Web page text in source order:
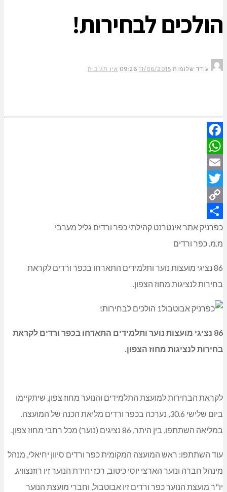
הולכים לבחירות!
עודד שלומות 11/06/2015
09:26 אין תגובות
Facebook
WhatsApp
Email
Twitter
Copy
Link
Share
כפרניק אתר אינטרנט קהילתי כפר ורדים גליל מערבי
מ.מ. כפר ורדים
86 נציגי מועצות נוער ותלמידים התארחו בכפר ורדים לקראת
בחירות לנציגות מחוז הצפון.
86 נציגי מועצות נוער ותלמידים התארחו בכפר ורדים לקראת
בחירות לנציגות מחוז הצפון.
לקראת הבחירות למועצת התלמידים והנוער מחוז צפון, שיתקיימו
ביום שלישי 30.6, נערכה בכפר ורדים מליאת הכנה של המועצה.
במליאה השתתפו, בין היתר, 86 נציגים (נוער) מכל רחבי מחוז צפון.
עוד השתתפו: ראש המועצה המקומית כפר ורדים סיוון יחיאלי, מנהל
מינהל חברה ונוער הארצי יוסי כיטוב, רכז יחידת הנוער זיו רוזנצוויג,
יו"ר מועצת הנוער כפר ורדים זיו אבוטבול, וחברי מועצת הנוער